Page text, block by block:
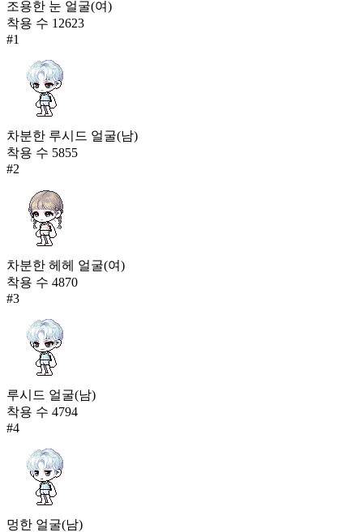
조용한 눈 얼굴(여)
착용 수 12623
#1
차분한 루시드 얼굴(남)
착용 수 5855
#2
차분한 헤헤 얼굴(여)
착용 수 4870
#3
루시드 얼굴(남)
착용 수 4794
#4
멍한 얼굴(남)